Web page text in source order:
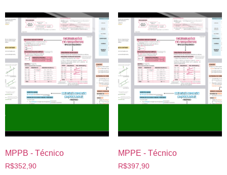
MPPB - Técnico
R$352,90
MPPE - Técnico
R$397,90